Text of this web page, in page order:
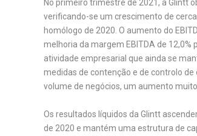
No primeiro trimestre de 2021, a Glintt
verificando-se um crescimento de
homólogo de 2020. O aumento do
melhoria da margem EBITDA de 12,0%
atividade empresarial que ainda se
medidas de contenção e de controlo de
volume de negócios, um aumento
Os resultados líquidos da Glintt
de 2020 e mantém uma estrutura de